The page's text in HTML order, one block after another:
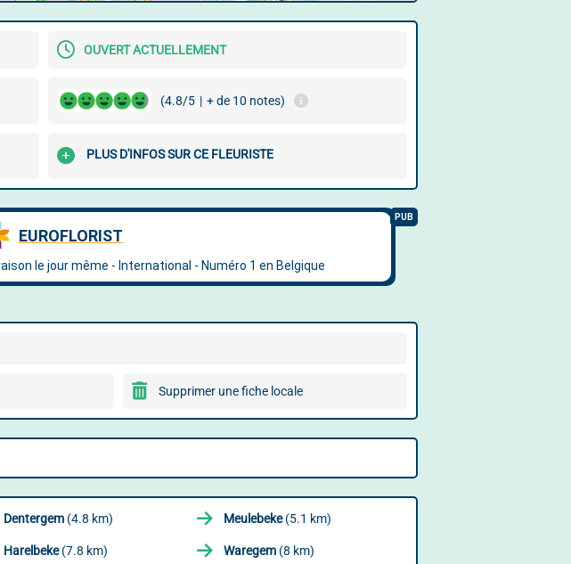
OUVERT ACTUELLEMENT
(4.8/5 | + de 10 notes)
PLUS D'INFOS SUR CE FLEURISTE
Supprimer une fiche locale
Dentergem (4.8 km) Meulebeke(5.1 km)
Harelbeke(7.8 km) Waregem(8 km)